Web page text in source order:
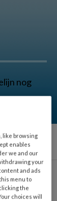
nog
like browsing
enables
we and our
your
and ads
menu to
the
choices will